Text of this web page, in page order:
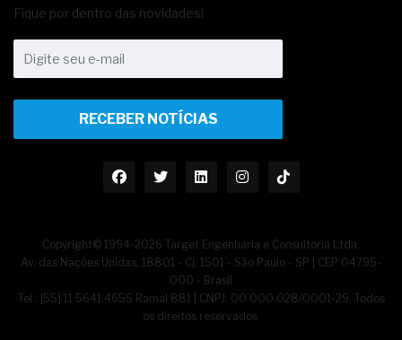
Fique por dentro das novidades!
RECEBER NOTÍCIAS
Copyright© 1994-2026 Target Engenharia e Consultoria Ltda.
Av. das Nações Unidas, 18801 - Cj. 1501 - São Paulo - SP | CEP 04795-
000 - Brasil
Tel.: [55] 11 5641.4655 Ramal 881 | CNPJ: 00.000.028/0001-29. Todos
os direitos reservados.